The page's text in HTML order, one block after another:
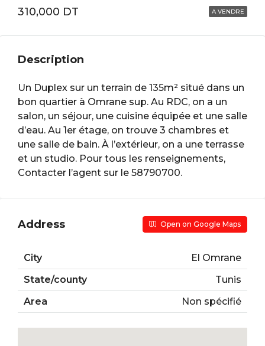
310,000 DT A VENDRE
Description
Un Duplex sur un terrain de 135m² situé dans un
bon quartier à Omrane sup. Au RDC, on a un
salon, un séjour, une cuisine équipée et une salle
d’eau. Au 1er étage, on trouve 3 chambres et
une salle de bain. À l’extérieur, on a une terrasse
et un studio. Pour tous les renseignements,
Contacter l’agent sur le 58790700.
Address Open on Google Maps
City
El Omrane
State/county
Tunis
Area
Non spécifié